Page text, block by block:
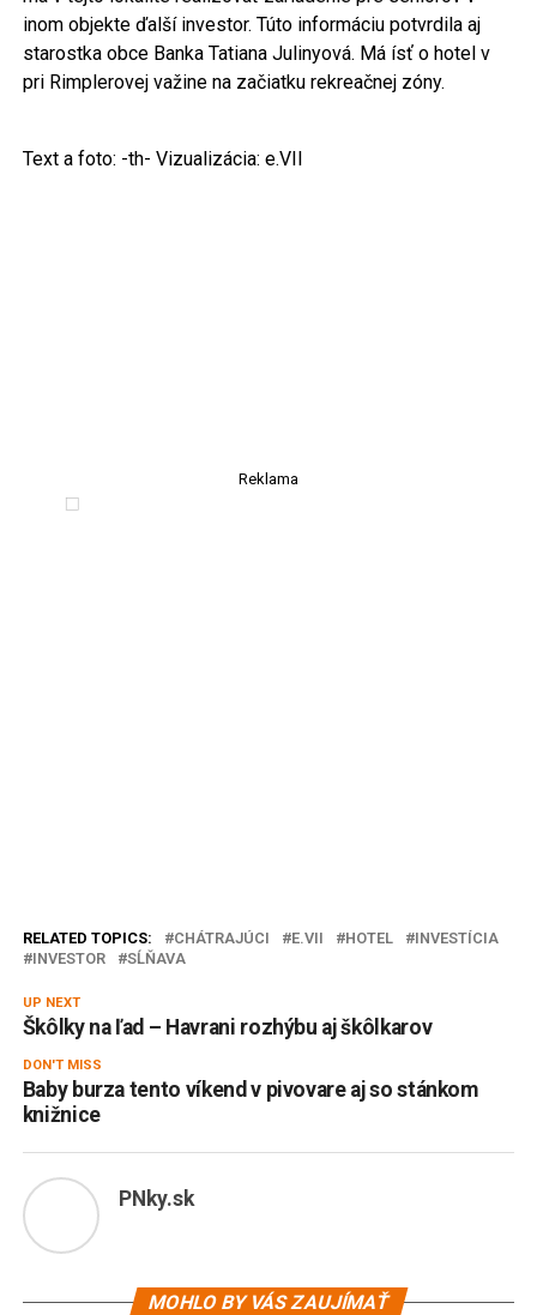
inom objekte ďalší investor. Túto informáciu potvrdila aj
starostka obce Banka Tatiana Julinyová. Má ísť o hotel v
pri Rimplerovej važine na začiatku rekreačnej zóny.
Text a foto: -th- Vizualizácia: e.VII
Reklama
RELATED TOPICS: CHÁTRAJÚCI E.VII HOTEL
INVESTÍCIA
INVESTOR
SĹŇAVA
UP NEXT
Škôlky na ľad – Havrani rozhýbu aj škôlkarov
DON'T MISS
Baby burza tento víkend v pivovare aj so stánkom
knižnice
PNky.sk
MOHLO BY VÁS ZAUJÍMAŤ